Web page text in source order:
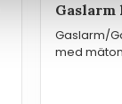
Gaslarm
Gaslarm/
med